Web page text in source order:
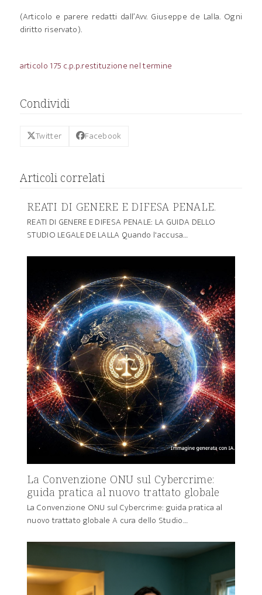
(Articolo e parere redatti dall’Avv. Giuseppe de Lalla. Ogni
diritto riservato).
articolo 175 c.p.p.restituzione nel termine
Condividi
Twitter Facebook
Articoli correlati
REATI DI GENERE E DIFESA PENALE.
REATI DI GENERE E DIFESA PENALE: LA GUIDA DELLO
STUDIO LEGALE DE LALLA Quando l'accusa…
La Convenzione ONU sul Cybercrime:
guida pratica al nuovo trattato globale
La Convenzione ONU sul Cybercrime: guida pratica al
nuovo trattato globale A cura dello Studio…